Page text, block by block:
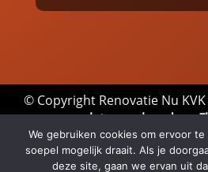
© Copyright Renovatie Nu
laten maken door
Privacyverklaring|
We gebruiken cookies om ervoor
soepel mogelijk draait. Als je
deze site, gaan we ervan uit